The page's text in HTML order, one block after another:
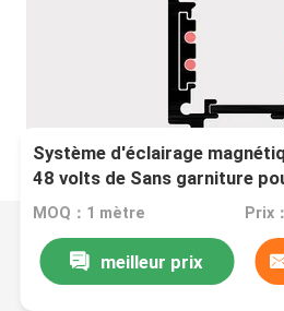
Système d'éclairage
48 volts de Sans garniture
l'Intérieur
MOQ：1 mètre
meilleur prix